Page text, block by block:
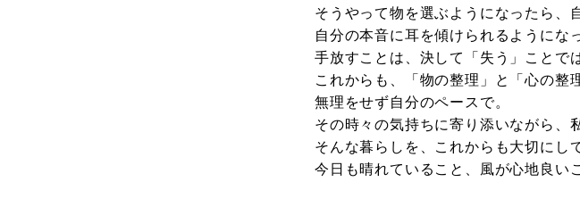
そうやって物を選ぶようになったら、
自分の本音に耳を傾けられるようにな
手放すことは、決して「失う」ことで
これからも、「物の整理」と「心の整
無理をせず自分のペースで。
その時々の気持ちに寄り添いながら、
そんな暮らしを、これからも大切にし
今日も晴れていること、風が心地良い